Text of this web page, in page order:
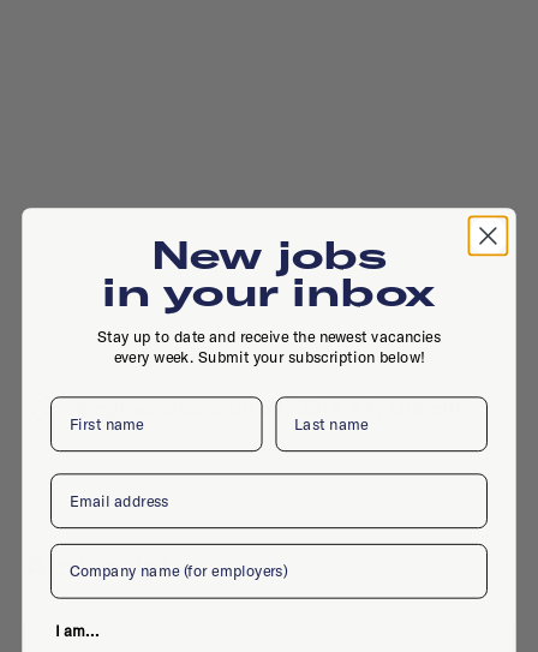
Hooghiemstraplein 54, 3514 AX, Utrecht
Active jobs
New jobs
in your inbox
Stay up to date and receive the newest vacancies
every week. Submit your subscription below!
First name Last name
Email
Company
I am...